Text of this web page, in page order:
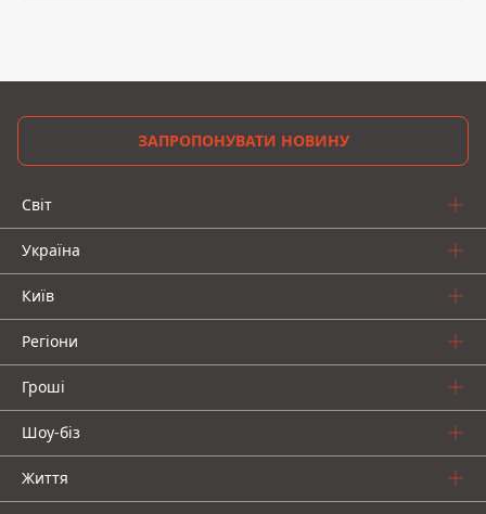
ЗАПРОПОНУВАТИ НОВИНУ
Світ
Україна
Київ
Регіони
Гроші
Шоу-біз
Життя